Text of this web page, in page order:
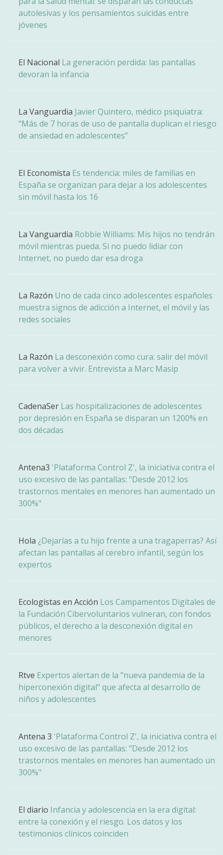
autolesivas y los pensamientos suicidas entre
jóvenes
El Nacional La generación perdida: las pantallas
devoran la infancia
La Vanguardia Javier Quintero, médico psiquiatra:
“Más de 7 horas de uso de pantalla duplican el riesgo
de ansiedad en adolescentes”
El Economista Es tendencia: miles de familias en
España se organizan para dejar a los adolescentes
sin móvil hasta los 16
La Vanguardia Robbie Williams: Mis hijos no tendrán
móvil mientras pueda. Si no puedo lidiar con
Internet, no puedo dar esa droga
La Razón Uno de cada cinco adolescentes españoles
muestra signos de adicción a Internet, el móvil y las
redes sociales
La Razón La desconexión como cura: salir del móvil
para volver a vivir. Entrevista a Marc Masip
CadenaSer Las hospitalizaciones de adolescentes
por depresión en España se disparan un 1200% en
dos décadas
Antena3 'Plataforma Control Z', la iniciativa contra el
uso excesivo de las pantallas: "Desde 2012 los
trastornos mentales en menores han aumentado un
300%"
Hola ¿Dejarías a tu hijo frente a una tragaperras? Así
afectan las pantallas al cerebro infantil, según los
expertos
Ecologistas en Acción Los Campamentos Digitales de
la Fundación Cibervoluntarios vulneran, con fondos
públicos, el derecho a la desconexión digital en
menores
Rtve Expertos alertan de la "nueva pandemia de la
hiperconexión digital" que afecta al desarrollo de
niños y adolescentes
Antena 3 'Plataforma Control Z', la iniciativa contra el
uso excesivo de las pantallas: "Desde 2012 los
trastornos mentales en menores han aumentado un
300%"
El diario Infancia y adolescencia en la era digital:
entre la conexión y el riesgo. Los datos y los
testimonios clínicos coinciden